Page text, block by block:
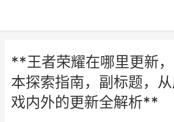
**王者荣耀在哪里更新
本探索指南，副标题，
戏内外的更新全解析**